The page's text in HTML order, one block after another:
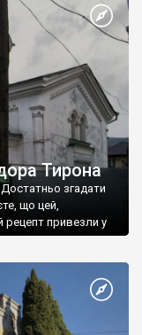
Тирона
згадати
що цей,
рецепт привезли у